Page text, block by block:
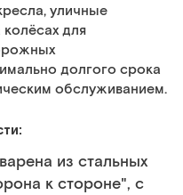
уличные
для
долгого срока
обслуживанием.
из стальных
к стороне", с